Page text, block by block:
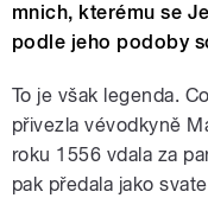
mnich, kterému se
podle jeho podoby
To je však legenda.
přivezla vévodkyně
roku 1556 vdala za
pak předala jako